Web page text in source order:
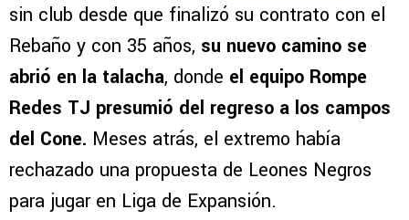
sin club desde que finalizó su contrato con el
Rebaño y con 35 años, su nuevo camino se
abrió en la talacha, donde el equipo Rompe
Redes TJ presumió del regreso a los campos
del Cone. Meses atrás, el extremo había
rechazado una propuesta de Leones Negros
para jugar en Liga de Expansión.